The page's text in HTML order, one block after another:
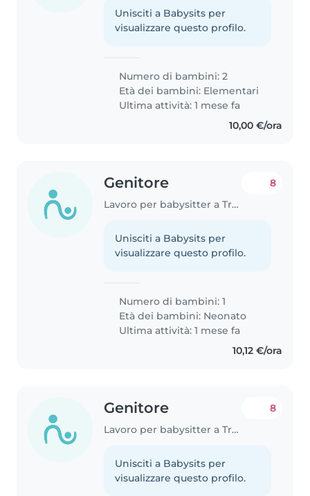
Unisciti a Babysits per
visualizzare questo profilo.
Numero di bambini: 2
Età dei bambini: Elementari
Ultima attività: 1 mese fa
10,00 €/ora
Genitore
Lavoro per babysitter a Treviso
8
Unisciti a Babysits per
visualizzare questo profilo.
Numero di bambini: 1
Età dei bambini: Neonato
Ultima attività: 1 mese fa
10,12 €/ora
Genitore
Lavoro per babysitter a Treviso
8
Unisciti a Babysits per
visualizzare questo profilo.